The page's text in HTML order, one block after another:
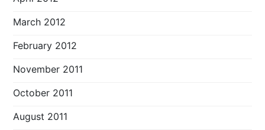
March 2012
February 2012
November 2011
October 2011
August 2011